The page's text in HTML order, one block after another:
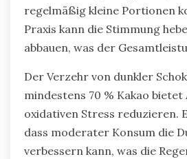
regelmäßig kleine Portionen
Praxis kann die Stimmung
abbauen, was der
Der Verzehr von dunkler
mindestens 70 % Kakao
oxidativen Stress reduzieren.
dass moderater Konsum die
verbessern kann, was die